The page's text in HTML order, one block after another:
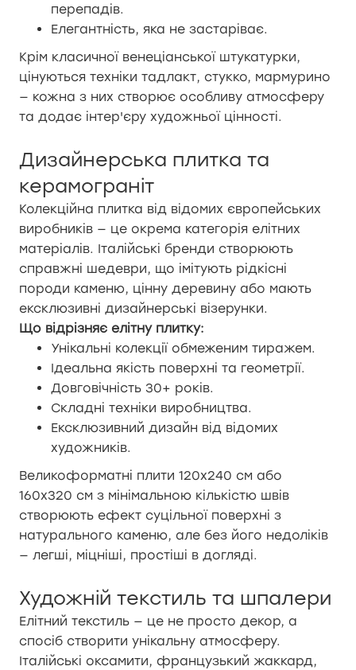
перепадів.
Елегантність, яка не застаріває.
Крім класичної венеціанської штукатурки,
цінуються техніки тадлакт, стукко, мармурино
— кожна з них створює особливу атмосферу
та додає інтер'єру художньої цінності.
Дизайнерська плитка та
керамограніт
Колекційна плитка від відомих європейських
виробників — це окрема категорія елітних
матеріалів. Італійські бренди створюють
справжні шедеври, що імітують рідкісні
породи каменю, цінну деревину або мають
ексклюзивні дизайнерські візерунки.
Що відрізняє елітну плитку:
Унікальні колекції обмеженим тиражем.
Ідеальна якість поверхні та геометрії.
Довговічність 30+ років.
Складні техніки виробництва.
Ексклюзивний дизайн від відомих
художників.
Великоформатні плити 120х240 см або
160х320 см з мінімальною кількістю швів
створюють ефект суцільної поверхні з
натурального каменю, але без його недоліків
— легші, міцніші, простіші в догляді.
Художній текстиль та шпалери
Елітний текстиль — це не просто декор, а
спосіб створити унікальну атмосферу.
Італійські оксамити, французький жаккард,